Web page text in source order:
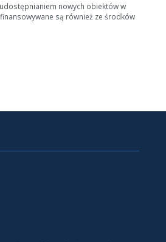
nowych obiektów w
są również ze środków